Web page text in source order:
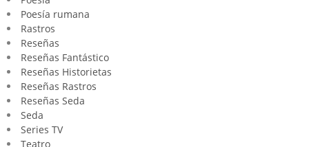
Poesía rumana
Rastros
Reseñas
Reseñas Fantástico
Reseñas Historietas
Reseñas Rastros
Reseñas Seda
Seda
Series TV
Teatro